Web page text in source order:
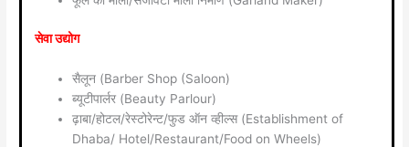
सेवा उद्योग
सैलून (Barber Shop (Saloon)
ब्यूटीपार्लर (Beauty Parlour)
ढ़ाबा/होटल/रेस्टोरेन्ट/फुड ऑन व्हील्स (Establishment of
Dhaba/ Hotel/Restaurant/Food on Wheels)